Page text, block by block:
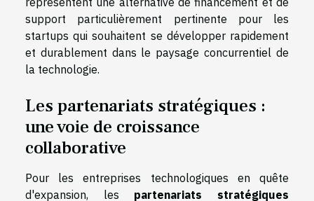
support particulièrement pertinente pour les
startups qui souhaitent se développer rapidement
et durablement dans le paysage concurrentiel de
la technologie.
Les partenariats stratégiques :
une voie de croissance
collaborative
Pour les entreprises technologiques en quête
d'expansion, les partenariats stratégiques